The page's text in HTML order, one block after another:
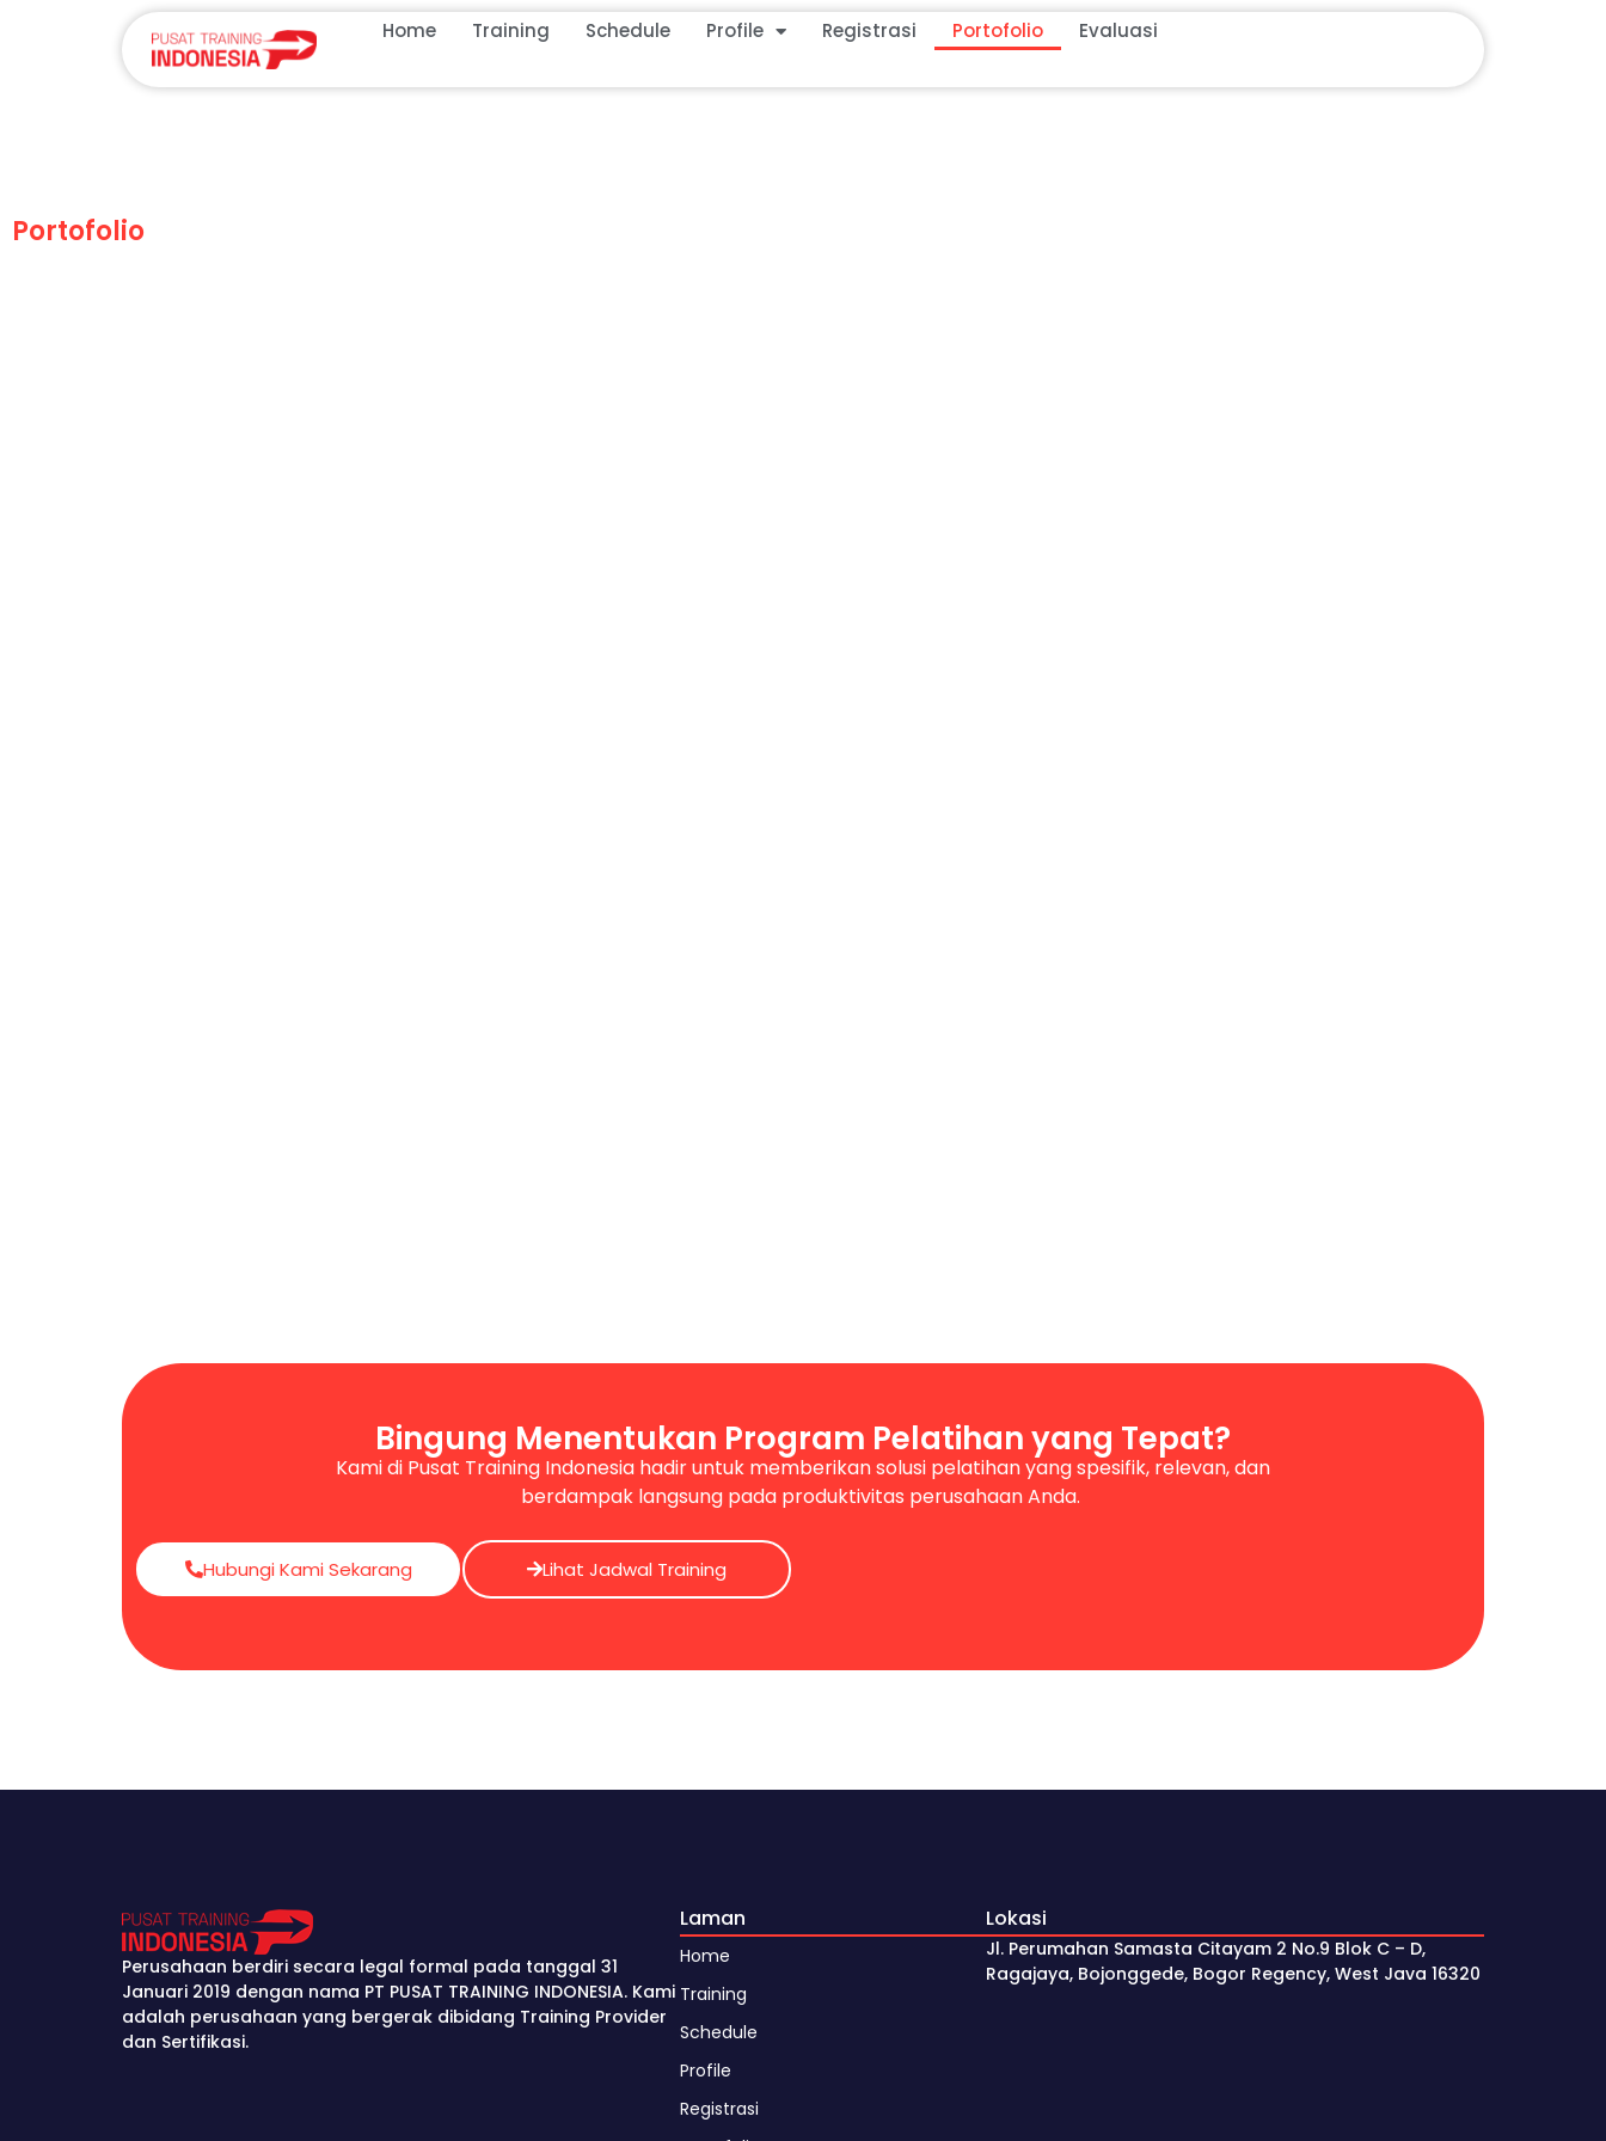
Home Training Schedule Profile Registrasi Portofolio Evaluasi
Portofolio
Bingung Menentukan Program Pelatihan yang Tepat?
Kami di Pusat Training Indonesia hadir untuk memberikan solusi pelatihan yang spesifik, relevan, dan
berdampak langsung pada produktivitas perusahaan Anda.
Hubungi Kami Sekarang Lihat Jadwal Training
Perusahaan berdiri secara legal formal pada tanggal 31
Januari 2019 dengan nama PT PUSAT TRAINING INDONESIA. Kami
adalah perusahaan yang bergerak dibidang Training Provider
dan Sertifikasi.
Laman
Home
Training
Schedule
Profile
Registrasi
Lokasi
Jl. Perumahan Samasta Citayam 2 No.9 Blok C – D,
Ragajaya, Bojonggede, Bogor Regency, West Java 16320